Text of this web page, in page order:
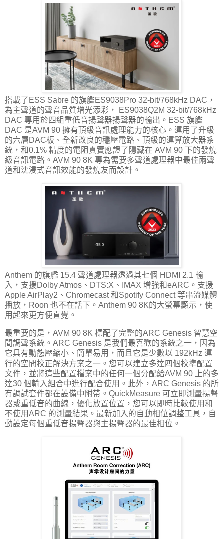
搭載了ESS Sabre 的旗艦ES9038Pro 32-bit/768kHz DAC，
為主聲道的聲音品質增光添彩， ES9038Q2M 32-bit/768kHz
DAC 專用於四組重低音揚聲器揚聲器的輸出。ESS 旗艦
DAC 是AVM 90 擁有頂級音訊處理能力的核心。運用了升級
的六層DAC板、全新改良的穩壓電路、頂級的運算放大器系
統，和0.1% 精度的電阻真實應證了隱藏在 AVM 90 下的發燒
級音訊電路。AVM 90 8K 專為需要多聲道處理器中最佳兩聲
道和沈浸式音訊效能的發燒友而設計。
Anthem 的旗艦 15.4 聲道處理器透過其七個 HDMI 2.1 輸
入，支援Dolby Atmos、DTS:X、IMAX 增強和eARC。支援
Apple AirPlay2、Chromecast 和Spotify Connect 等串流媒體
播放，Roon 也不在話下。Anthem 90 8K的大螢幕顯示，使
用起來更方便直覺。
最重要的是，AVM 90 8K 標配了完整的ARC Genesis 智慧空
間調聲系統。ARC Genesis 是我們最喜歡的系統之一，因為
它具有動態壓縮小、簡單易用，而且它是少數以 192kHz 運
行的空間校正解決方案之一。您可以建立多達四個校準配置
文件，並將這些配置檔案中的任何一個分配給AVM 90 上的多
達30 個輸入組合中進行配合使用。此外，ARC Genesis 的所
有調試套件都在設備中附帶。QuickMeasure 可立即測量揚聲
器或重低音的曲線，優化放置位置，您可以即時比較使用和
不使用ARC 的測量結果。最新加入的自動相位調整工具，自
動設定每個重低音揚聲器與主揚聲器的最佳相位。